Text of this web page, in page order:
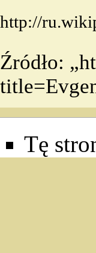
http://
Źródło: „
Tę